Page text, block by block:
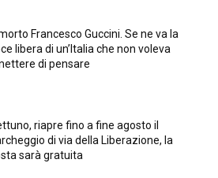
Francesco Guccini. Se ne va la
libera di un’Italia che non voleva
di pensare
riapre fino a fine agosto il
di via della Liberazione, la
sarà gratuita